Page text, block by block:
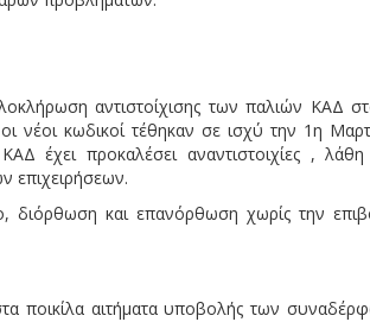
αντιστοίχισης των παλιών ΚΑΔ
νέοι κωδικοί τέθηκαν σε ισχύ την 1η
έχει προκαλέσει αναντιστοιχίες , λάθη
επιχειρήσεων.
διόρθωση και επανόρθωση χωρίς την
ποικίλα αιτήματα υποβολής των